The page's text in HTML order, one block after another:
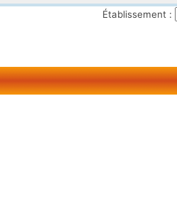
Établissement :